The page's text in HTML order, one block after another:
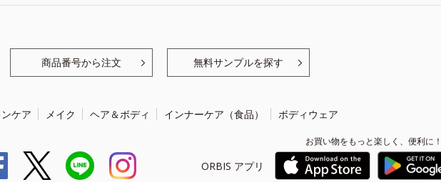
商品番号から注文 無料サンプルを探す
ケア メイク ヘア＆ボディ インナーケア（食品） ボディウェア
ORBIS アプリ
お買い物をもっと楽しく、便利に！